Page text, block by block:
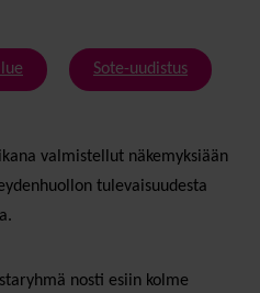
Sote-uudistus
valmistellut näkemyksiään
tulevaisuudesta
nosti esiin kolme